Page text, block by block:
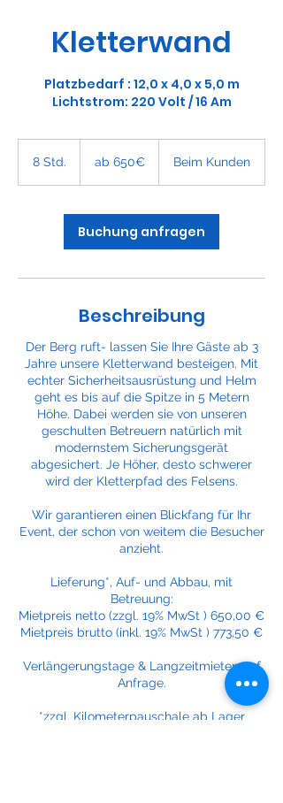
Kletterwand
Platzbedarf : 12,0 x 4,0 x 5,0 m
Lichtstrom: 220 Volt / 16 Am
8 Std.
d
ab 650€ Beim Kunden
Buchung anfragen
Beschreibung
Der Berg ruft- lassen Sie Ihre Gäste ab 3
Jahre unsere Kletterwand besteigen. Mit
echter Sicherheitsausrüstung und Helm
geht es bis auf die Spitze in 5 Metern
Höhe. Dabei werden sie von unseren
geschulten Betreuern natürlich mit
modernstem Sicherungsgerät
abgesichert. Je Höher, desto schwerer
wird der Kletterpfad des Felsens.
Wir garantieren einen Blickfang für Ihr
Event, der schon von weitem die Besucher
anzieht.
Lieferung*, Auf- und Abbau, mit
Betreuung:
Mietpreis netto (zzgl. 19% MwSt ) 650,00 €
Mietpreis brutto (inkl. 19% MwSt ) 773,50 €
Verlängerungstage & Langzeitmieten auf
Anfrage.
*zzgl. Kilometerpauschale ab Lager